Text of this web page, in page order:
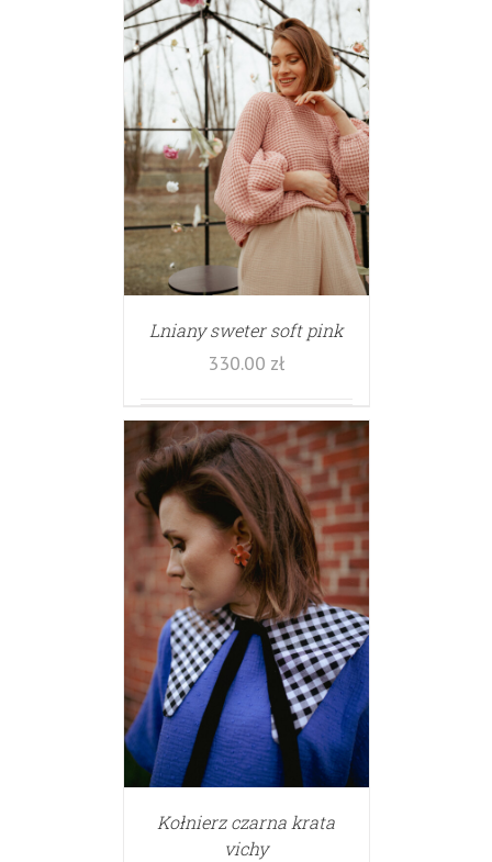
Lniany sweter soft pink
330.00 zł
Kołnierz czarna krata
vichy